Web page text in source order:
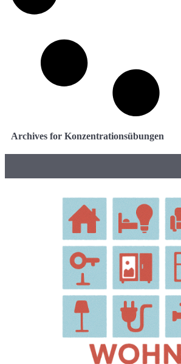
Archives for Konzentrationsübungen